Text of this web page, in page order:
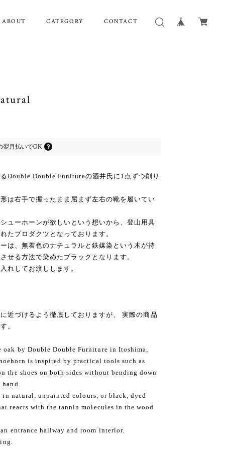
ABOUT CATEGORY CONTACT
翌月払いでOK
Double Double Funitureの酒井氏に1点ずつ削り
は右手で握ったまま屈まず左右の靴を履いてい
ューホーンが欲しいという想いから、登山用具
たプロダクツとなっております。
は、無着色のナチュラルと鉄媒染という木が持
せる方法で染めたブラックとなります。
れしてお渡しします。
近づけるよう徹底しておりますが、 実際の商品
。
oak by Double Double Furniture in Itoshima,
is inspired by practical tools such as
the shoes on both sides without bending down
natural, unpainted colours, or black, dyed
reacts with the tannin molecules in the wood
entrance hallway and room interior.